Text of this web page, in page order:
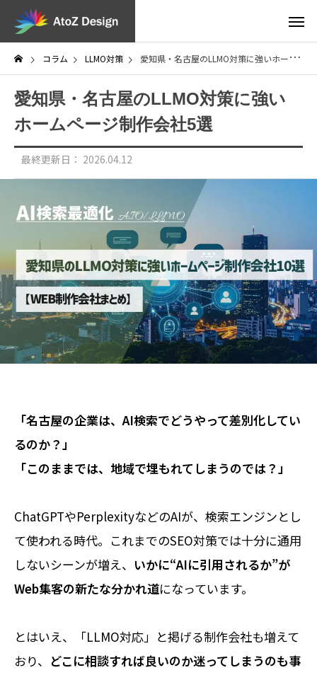
コラム LLMO対策 愛知県・名古屋のLLMO対策に強いホームページ制作会社5選
愛知県・名古屋のLLMO対策に強い
ホームページ制作会社5選
最終更新日： 2026.04.12
「名古屋の企業は、AI検索でどうやって差別化してい
るのか？」
「このままでは、地域で埋もれてしまうのでは？」
ChatGPTやPerplexityなどのAIが、検索エンジンとし
て使われる時代。これまでのSEO対策では十分に通用
しないシーンが増え、 いかに“AIに引用されるか”が
Web集客の新たな分かれ道になっています。
とはいえ、「LLMO対応」と掲げる制作会社も増えて
おり、 どこに相談すれば良いのか迷ってしまうのも事